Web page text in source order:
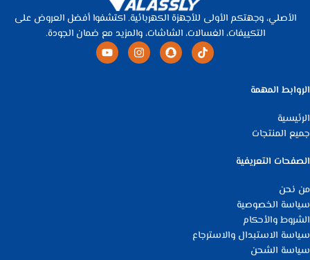
الأصلي، وجهتكم الأولى للأجهزة الكهربائية. اكتشفوا أفضل العروض على
التكييفات، الغسالات، الشاشات، والمزيد مع ضمان الجودة.
الروابط المهمة
الرئيسية
جميع المنتجات
الصفحات التعريفية
من نحن
سياسة الخصوصية
الشروط والأحكام
سياسة الاستبدال والاسترجاع
سياسة الشحن